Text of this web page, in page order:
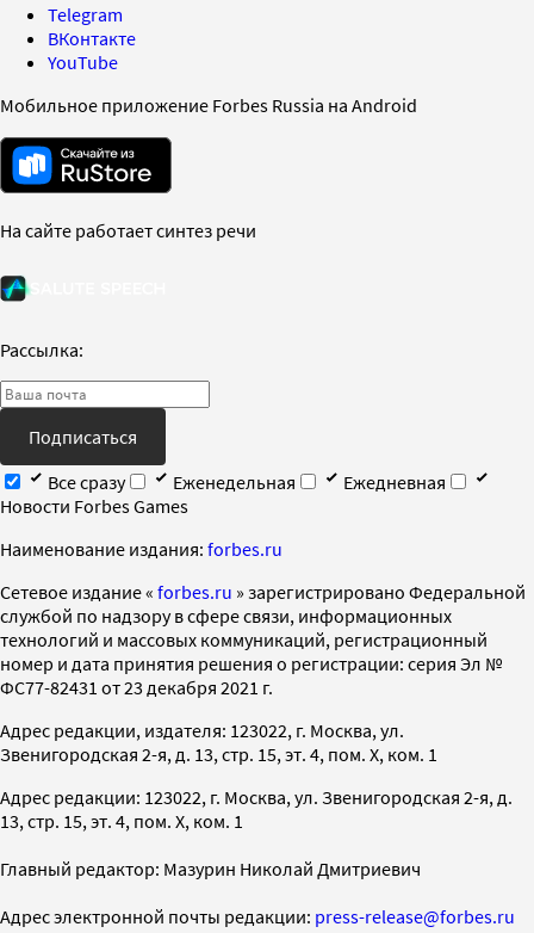
Telegram
ВКонтакте
YouTube
Мобильное приложение Forbes Russia на Android
На сайте работает синтез речи
Рассылка:
Подписаться
Все сразу
Еженедельная
Ежедневная
Новости Forbes Games
Наименование издания: forbes.ru
Cетевое издание « forbes.ru » зарегистрировано Федеральной
службой по надзору в сфере связи, информационных
технологий и массовых коммуникаций, регистрационный
номер и дата принятия решения о регистрации: серия Эл №
ФС77-82431 от 23 декабря 2021 г.
Адрес редакции, издателя: 123022, г. Москва, ул.
Звенигородская 2-я, д. 13, стр. 15, эт. 4, пом. X, ком. 1
Адрес редакции: 123022, г. Москва, ул. Звенигородская 2-я, д.
13, стр. 15, эт. 4, пом. X, ком. 1
Главный редактор: Мазурин Николай Дмитриевич
Адрес электронной почты редакции: press-release@forbes.ru